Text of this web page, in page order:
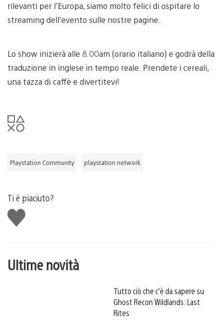
rilevanti per l’Europa, siamo molto felici di ospitare lo
streaming dell’evento sulle nostre pagine.
Lo show inizierà alle 8.00am (orario italiano) e godrà della
traduzione in inglese in tempo reale. Prendete i cereali,
una tazza di caffè e divertitevi!
Playstation Community playstation network
Ti è piaciuto?
Mi
piace
Ultime novità
Tutto ciò che c’è da sapere su
Ghost Recon Wildlands: Last
Rites